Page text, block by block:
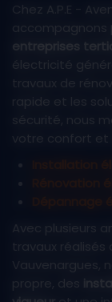
Chez A.P.E -
accompagnons
entreprises
électricité
travaux de
rapide et les
sécurité, nous
Avec plusieurs
travaux
Vauvenargues,
propre, des